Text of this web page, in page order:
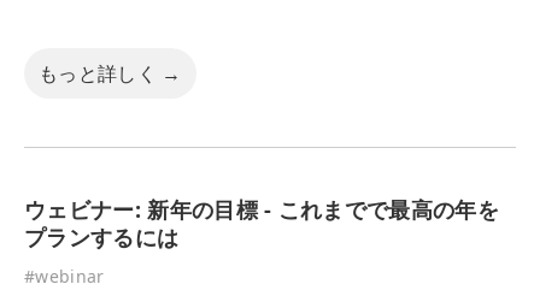
もっと詳しく →
ウェビナー: 新年の目標 - これまでで最高の年を
プランするには
#webinar